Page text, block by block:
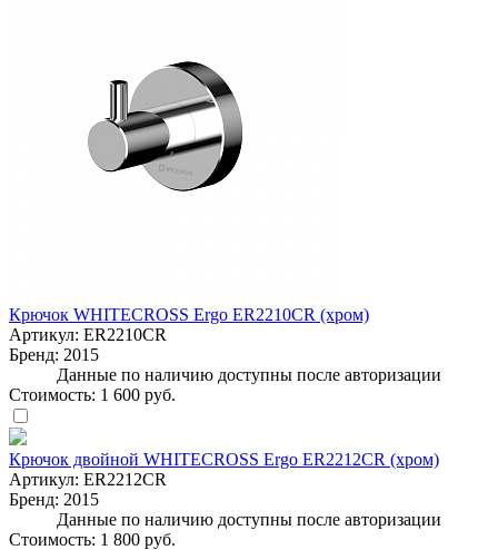
Крючок WHITECROSS Ergo ER2210CR (хром)
Артикул: ER2210CR
Бренд: 2015
Данные по наличию доступны после авторизации
Стоимость: 1 600 руб.
Крючок двойной WHITECROSS Ergo ER2212CR (хром)
Артикул: ER2212CR
Бренд: 2015
Данные по наличию доступны после авторизации
Стоимость: 1 800 руб.